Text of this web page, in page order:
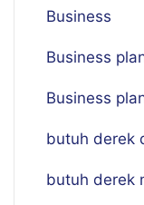
Business
Business
Business
butuh derek
butuh derek